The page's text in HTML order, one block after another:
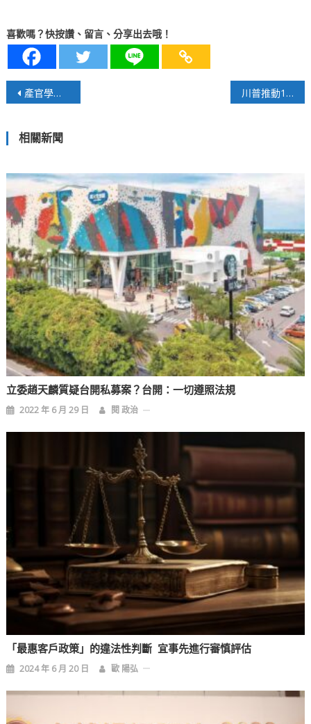
喜歡嗎？快按讚、留言、分享出去哦！
文
導
覽
產官學齊聚台中！建研所產業交流座談，推動2050減碳新契機 川普推動10萬美元 H-1B 簽證費改革 引發移民與科技界震驚
相關新聞
立委趙天麟質疑台開私募案？台開：一切遵照法規
2022 年 6 月 29 日 閱 政治
「最惠客戶政策」的違法性判斷 宜事先進行審慎評估
2024 年 6 月 20 日 歐 陽弘